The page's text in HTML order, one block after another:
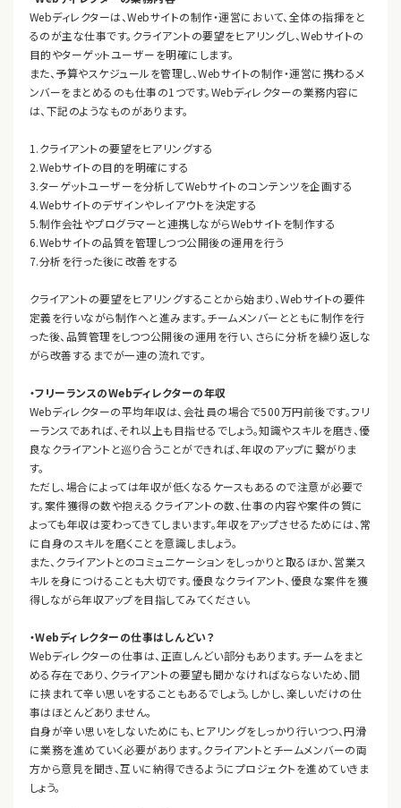
Webディレクターは、Webサイトの制作・運営において、全体の指揮をと
るのが主な仕事です。クライアントの要望をヒアリングし、Webサイトの
目的やターゲットユーザーを明確にします。
また、予算やスケジュールを管理し、Webサイトの制作・運営に携わるメ
ンバーをまとめるのも仕事の1つです。Webディレクターの業務内容に
は、下記のようなものがあります。
1.クライアントの要望をヒアリングする
2.Webサイトの目的を明確にする
3.ターゲットユーザーを分析してWebサイトのコンテンツを企画する
4.Webサイトのデザインやレイアウトを決定する
5.制作会社やプログラマーと連携しながらWebサイトを制作する
6.Webサイトの品質を管理しつつ公開後の運用を行う
7.分析を行った後に改善をする
クライアントの要望をヒアリングすることから始まり、Webサイトの要件
定義を行いながら制作へと進みます。チームメンバーとともに制作を行
った後、品質管理をしつつ公開後の運用を行い、さらに分析を繰り返しな
がら改善するまでが一連の流れです。
・フリーランスのWebディレクターの年収
Webディレクターの平均年収は、会社員の場合で500万円前後です。フリ
ーランスであれば、それ以上も目指せるでしょう。知識やスキルを磨き、優
良なクライアントと巡り合うことができれば、年収のアップに繋がりま
す。
ただし、場合によっては年収が低くなるケースもあるので注意が必要で
す。案件獲得の数や抱えるクライアントの数、仕事の内容や案件の質に
よっても年収は変わってきてしまいます。年収をアップさせるためには、常
に自身のスキルを磨くことを意識しましょう。
また、クライアントとのコミュニケーションをしっかりと取るほか、営業ス
キルを身につけることも大切です。優良なクライアント、優良な案件を獲
得しながら年収アップを目指してみてください。
・Webディレクターの仕事はしんどい？
Webディレクターの仕事は、正直しんどい部分もあります。チームをまと
める存在であり、クライアントの要望も聞かなければならないため、間
に挟まれて辛い思いをすることもあるでしょう。しかし、楽しいだけの仕
事はほとんどありません。
自身が辛い思いをしないためにも、ヒアリングをしっかり行いつつ、円滑
に業務を進めていく必要があります。クライアントとチームメンバーの両
方から意見を聞き、互いに納得できるようにプロジェクトを進めていきま
しょう。